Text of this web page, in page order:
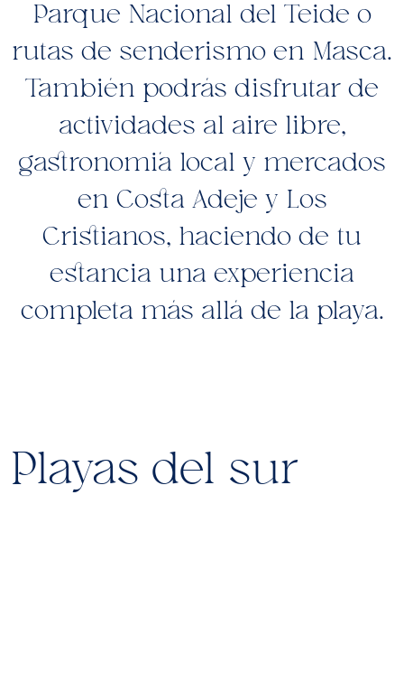
Parque Nacional del Teide o
rutas de senderismo en Masca.
También podrás disfrutar de
actividades al aire libre,
gastronomía local y mercados
en Costa Adeje y Los
Cristianos, haciendo de tu
estancia una experiencia
completa más allá de la playa.
Playas del sur